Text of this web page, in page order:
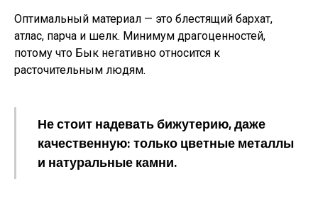
Оптимальный материал — это блестящий бархат,
атлас, парча и шелк. Минимум драгоценностей,
потому что Бык негативно относится к
расточительным людям.
Не стоит надевать бижутерию, даже
качественную: только цветные металлы
и натуральные камни.